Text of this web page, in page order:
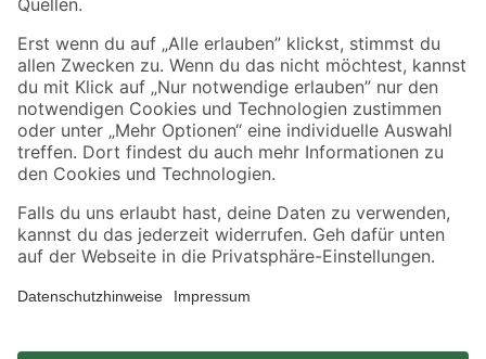
Sicher einkaufen
Jetzt die toom-App herunterladen
Alle Preisangaben in EUR inkl. gesetzl. MwSt.. Die dargestellten Angebote sind unter
Umständen nicht in allen Märkten verfügbar. Die angegebenen Verfügbarkeiten beziehen
Produkte nur solange der Vorrat reicht.
*Paketversand ab 59 € versandkostenfrei, gilt nicht für Artikel mit Speditionsversand, hier